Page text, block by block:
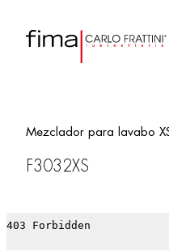
Mezclador para lavabo
F3032XS